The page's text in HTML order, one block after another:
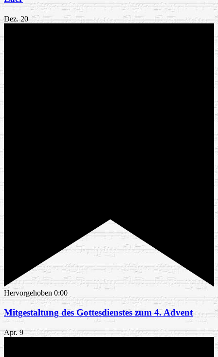
Dez.20
Hervorgehoben 0:00
Mitgestaltung des Gottesdienstes zum 4. Advent
Apr.9